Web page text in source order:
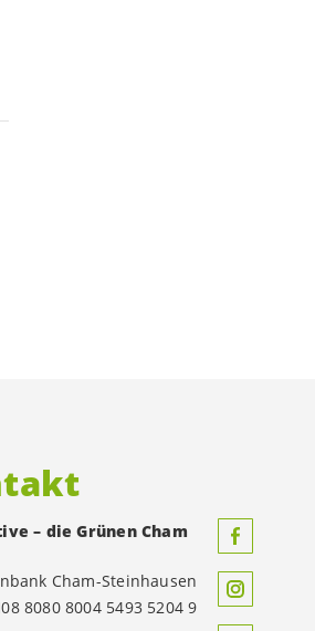
– die Grünen Cham
Cham-Steinhausen
8080 8004 5493 5204 9